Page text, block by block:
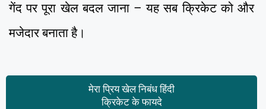
गेंद पर पूरा खेल बदल जाना – यह सब क्रिकेट को और
मजेदार बनाता है।
मेरा प्रिय खेल निबंध हिंदी
क्रिकेट के फायदे